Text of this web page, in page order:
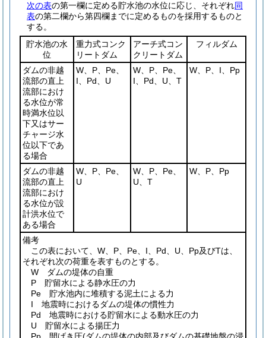
次の表の第一欄に定める貯水池の水位に応じ、それぞれ同
表の第二欄から第四欄までに定めるものを採用するものと
する。
貯水池の水
位
重力式コンク
リートダム
アーチ式コン
クリートダム
フィルダム
ダムの非越
流部の直上
流部におけ
る水位が常
時満水位以
下又はサー
チャージ水
位以下であ
る場合
W、P、Pe、
I、Pd、U
W、P、Pe、
I、Pd、U、T
W、P、I、Pp
ダムの非越
流部の直上
流部におけ
る水位が設
計洪水位で
ある場合
W、P、Pe、
U
W、P、Pe、
U、T
W、P、Pp
備考
この表において、W、P、Pe、I、Pd、U、Pp及びTは、
それぞれ次の荷重を表すものとする。
W ダムの堤体の自重
P 貯留水による静水圧の力
Pe 貯水池内に堆積する泥土による力
I 地震時におけるダムの堤体の慣性力
Pd 地震時における貯留水による動水圧の力
U 貯留水による揚圧力